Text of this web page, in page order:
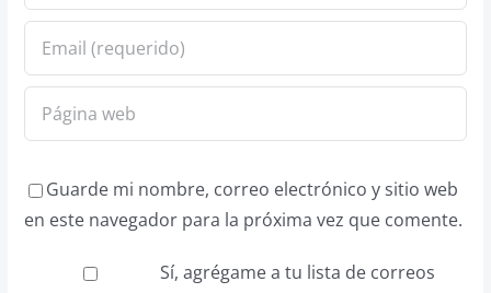
Guarde mi nombre, correo electrónico y sitio web
en este navegador para la próxima vez que comente.
Sí, agrégame a tu lista de correos